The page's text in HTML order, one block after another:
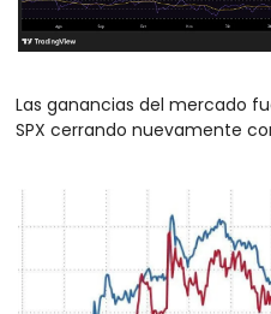
Las ganancias del mercado
SPX cerrando nuevamente